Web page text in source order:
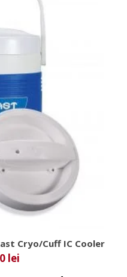
Cryo/Cuff IC Cooler
lei